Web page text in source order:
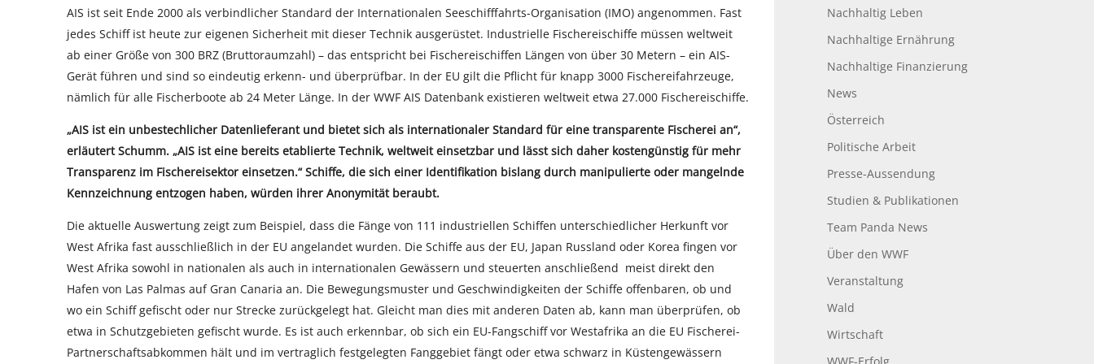
AIS ist seit Ende 2000 als verbindlicher Standard der Internationalen Seeschifffahrts-Organisation (IMO) angenommen. Fast
jedes Schiff ist heute zur eigenen Sicherheit mit dieser Technik ausgerüstet. Industrielle Fischereischiffe müssen weltweit
ab einer Größe von 300 BRZ (Bruttoraumzahl) – das entspricht bei Fischereischiffen Längen von über 30 Metern – ein AIS-
Gerät führen und sind so eindeutig erkenn- und überprüfbar. In der EU gilt die Pflicht für knapp 3000 Fischereifahrzeuge,
nämlich für alle Fischerboote ab 24 Meter Länge. In der WWF AIS Datenbank existieren weltweit etwa 27.000 Fischereischiffe.
„AIS ist ein unbestechlicher Datenlieferant und bietet sich als internationaler Standard für eine transparente Fischerei an“,
erläutert Schumm. „AIS ist eine bereits etablierte Technik, weltweit einsetzbar und lässt sich daher kostengünstig für mehr
Transparenz im Fischereisektor einsetzen.“ Schiffe, die sich einer Identifikation bislang durch manipulierte oder mangelnde
Kennzeichnung entzogen haben, würden ihrer Anonymität beraubt.
Die aktuelle Auswertung zeigt zum Beispiel, dass die Fänge von 111 industriellen Schiffen unterschiedlicher Herkunft vor
West Afrika fast ausschließlich in der EU angelandet wurden. Die Schiffe aus der EU, Japan Russland oder Korea fingen vor
West Afrika sowohl in nationalen als auch in internationalen Gewässern und steuerten anschließend meist direkt den
Hafen von Las Palmas auf Gran Canaria an. Die Bewegungsmuster und Geschwindigkeiten der Schiffe offenbaren, ob und
wo ein Schiff gefischt oder nur Strecke zurückgelegt hat. Gleicht man dies mit anderen Daten ab, kann man überprüfen, ob
etwa in Schutzgebieten gefischt wurde. Es ist auch erkennbar, ob sich ein EU-Fangschiff vor Westafrika an die EU Fischerei-
Partnerschaftsabkommen hält und im vertraglich festgelegten Fanggebiet fängt oder etwa schwarz in Küstengewässern
Nachhaltig Leben
Nachhaltige Ernährung
Nachhaltige Finanzierung
News
Österreich
Politische Arbeit
Presse-Aussendung
Studien & Publikationen
Team Panda News
Über den WWF
Veranstaltung
Wald
Wirtschaft